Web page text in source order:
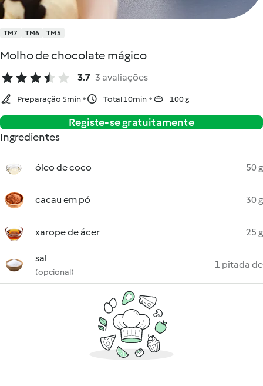
TM7 TM6 TM5
Molho de chocolate mágico
3.7 3 avaliações
Preparação 5min Total 10min 100 g
Registe-se gratuitamente
Ingredientes
óleo de coco 50 g
cacau em pó 30 g
xarope de ácer 25 g
sal
(opcional)
1 pitada de